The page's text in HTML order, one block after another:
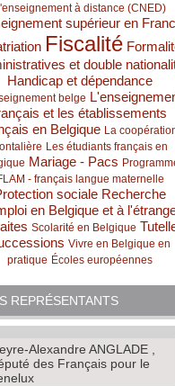
à distance (CNED)
supérieur en
Fiscalité
et double
Handicap et dépendance
belge
et les établissements
en Belgique La
Les étudiants français en
Mariage - Pacs
- français langue maternelle
sociale Recherche
en Belgique et à
Scolarité en Belgique
Vivre en Belgique en
pratique Écoles européennes
REPRÉSENTANTS
Alexandre ANGLADE ,
des Français pour le